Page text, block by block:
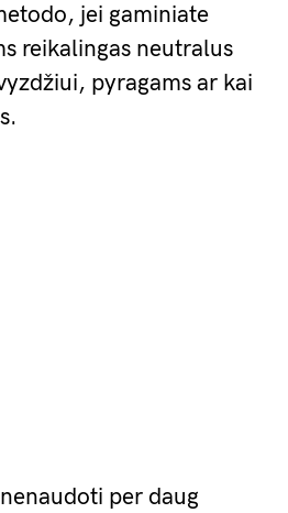
jei gaminiate
reikalingas neutralus
pyragams ar kai
per daug